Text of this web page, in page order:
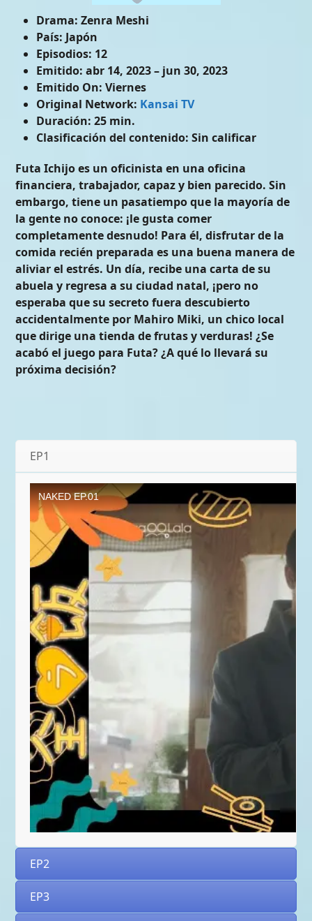
Drama: Zenra Meshi
País: Japón
Episodios: 12
Emitido: abr 14, 2023 – jun 30, 2023
Emitido On: Viernes
Original Network: Kansai TV
Duración: 25 min.
Clasificación del contenido: Sin calificar
Futa Ichijo es un oficinista en una oficina
financiera, trabajador, capaz y bien parecido. Sin
embargo, tiene un pasatiempo que la mayoría de
la gente no conoce: ¡le gusta comer
completamente desnudo! Para él, disfrutar de la
comida recién preparada es una buena manera de
aliviar el estrés. Un día, recibe una carta de su
abuela y regresa a su ciudad natal, ¡pero no
esperaba que su secreto fuera descubierto
accidentalmente por Mahiro Miki, un chico local
que dirige una tienda de frutas y verduras! ¿Se
acabó el juego para Futa? ¿A qué lo llevará su
próxima decisión?
EP1
EP2
EP3